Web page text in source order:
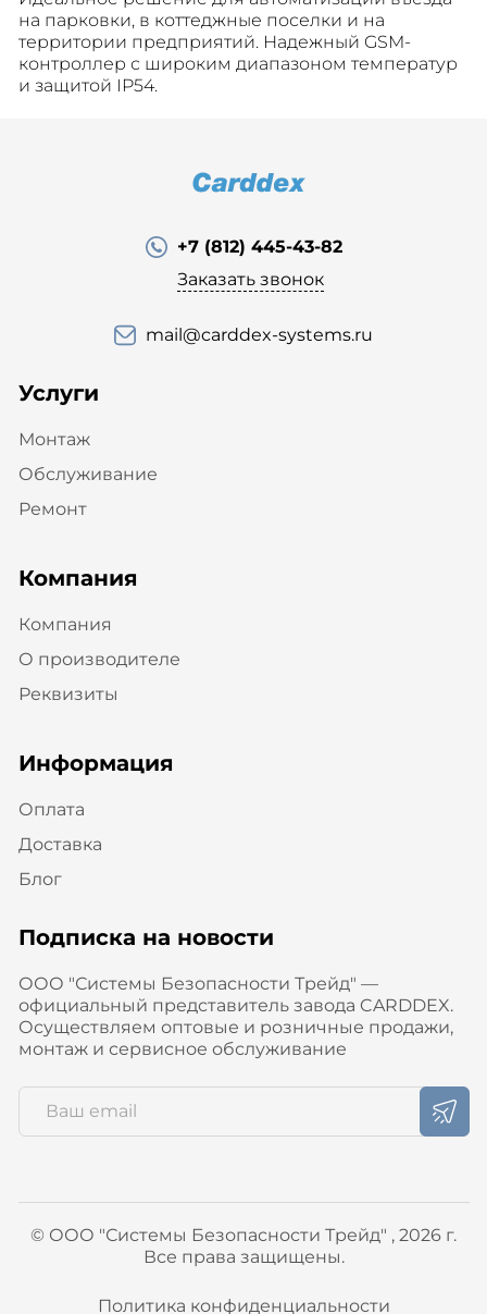
на парковки, в коттеджные поселки и на
территории предприятий. Надежный GSM-
контроллер с широким диапазоном температур
и защитой IP54.
+7 (812) 445-43-82
Заказать звонок
mail@carddex-systems.ru
Услуги
Монтаж
Обслуживание
Ремонт
Компания
Компания
О производителе
Реквизиты
Информация
Оплата
Доставка
Блог
Подписка на новости
ООО "Системы Безопасности Трейд" —
официальный представитель завода CARDDEX.
Осуществляем оптовые и розничные продажи,
монтаж и сервисное обслуживание
© ООО "Системы Безопасности Трейд" , 2026 г.
Все права защищены.
Политика конфиденциальности